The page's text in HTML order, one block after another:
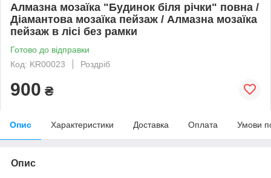
Алмазна мозаїка "Будинок біля річки" повна /
Діамантова мозаїка пейзаж / Алмазна мозаїка
пейзаж в лісі без рамки
Готово до відправки
Код: KR00023
Роздріб
900 ₴
Опис Характеристики Доставка Оплата Умови
Опис